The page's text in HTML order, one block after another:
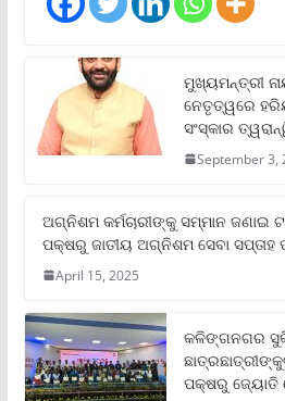
ମୁଖ୍ୟମନ୍ତ୍ରୀ
ନେତୃତ୍ୱରେ
ସଂସ୍କାର
September 3,
ଅଗ୍ନିଶମ କର୍ମଚାରୀଙ୍କୁ ସମ୍ମାନ ଜଣାଇ
ପକ୍ଷରୁ ଜାତୀୟ ଅଗ୍ନିଶମ ସେବା ସପ୍ତାହ
April 15, 2025
କଳିଙ୍ଗନଗର
ପକ୍ଷରୁ ଜ୍ୟୋତି